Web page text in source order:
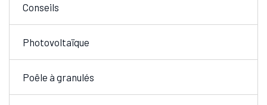
Conseils
Photovoltaïque
Poêle à granulés